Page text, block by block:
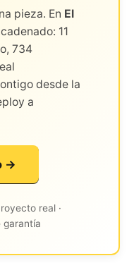
pieza. En El
11
734
desde la
a
→
real ·
garantía